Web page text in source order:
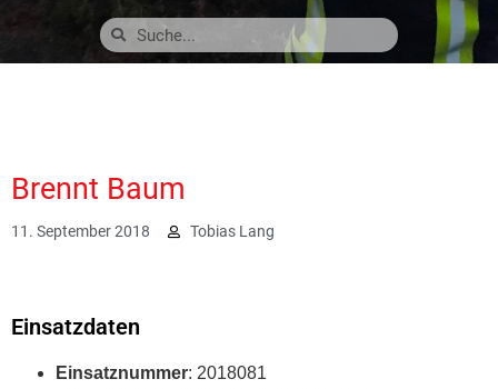
Brennt Baum
11. September 2018 Tobias Lang
Einsatzdaten
Einsatznummer: 2018081